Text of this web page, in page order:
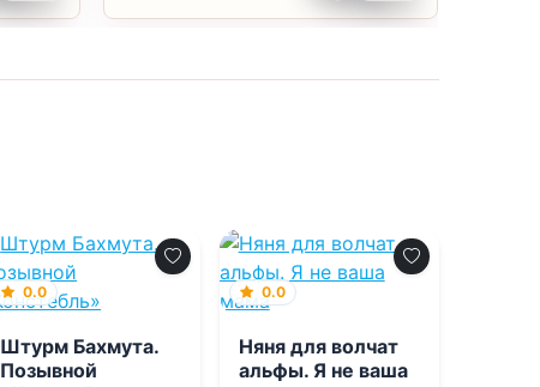
0.0
Штурм Бахмута.
Позывной
0.0
Няня для волчат
альфы. Я не ваша